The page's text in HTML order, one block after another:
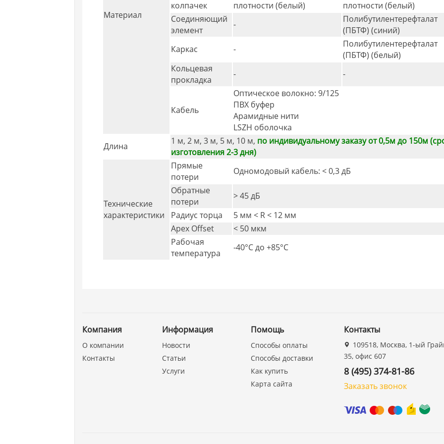
Материал
колпачек плотности (белый)
плотности (белый)
Соединяющий
элемент
-
Полибутилентерефталат
(ПБТФ) (синий)
Каркас
-
Полибутилентерефталат
(ПБТФ) (белый)
Кольцевая
прокладка
- -
Кабель
Оптическое волокно: 9/125
ПВХ буфер
Арамидные нити
LSZH оболочка
Длина
1 м, 2 м, 3 м, 5 м, 10 м, по индивидуальному заказу от 0,5м до 150м
изготовления 2-3 дня)
Технические
характеристики
Прямые
потери
Одномодовый кабель: < 0,3 дБ
Обратные
потери
> 45 дБ
Радиус торца
5 мм < R < 12 мм
Apex Offset
< 50 мкм
Рабочая
температура
-40°C дo +85°C
Компания
О компании
Контакты
Информация
Новости
Статьи
Услуги
Помощь
Способы оплаты
Способы доставки
Как купить
Карта сайта
Контакты
109518, Москва, 1-ый
35, офис 607
8 (495) 374-81-86
Заказать звонок